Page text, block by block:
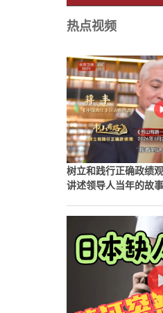
热点视频
树立和践行正确政绩
讲述领导人当年的故事